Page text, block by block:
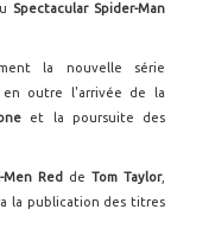
Spectacular Spider-Man
la nouvelle série
outre l'arrivée de la
et la poursuite des
Men Red deTom Taylor,
la publication des titres